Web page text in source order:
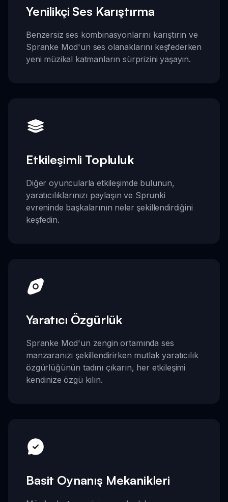
Yenilikçi Ses Karıştırma
Benzersiz ses kombinasyonlarını karıştırın ve
Spranke Mod'un ses olanaklarını keşfederken
yeni müzikal katmanların sürprizini yaşayın.
Etkileşimli Topluluk
Diğer oyuncularla etkileşimde bulunun,
yaratıcılıklarınızı paylaşın ve Sprunki
evreninde başkalarının neler şekillendirdiğini
keşfedin.
Yaratıcı Özgürlük
Spranke Mod'un zengin ortamında ses
manzaranızı şekillendirirken mutlak yaratıcılık
özgürlüğünün tadını çıkarın, her etkileşimi
kendinize özgü kılın.
Basit Oynanış Mekanikleri